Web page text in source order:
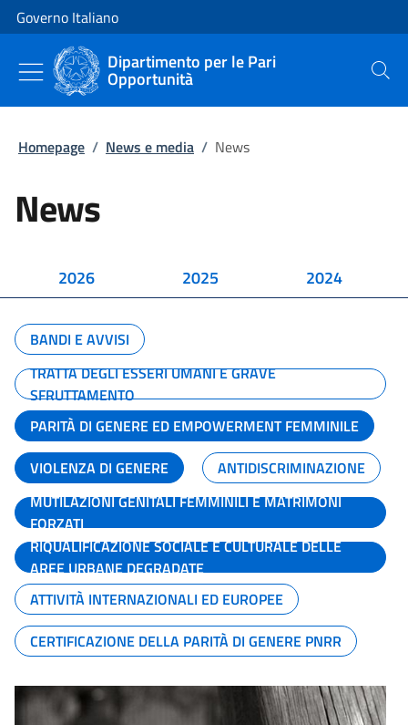
Vai al contenuto
Vai alla navigazione del sito
Governo Italiano
Dipartimento per le Pari
Opportunità Cerca
Homepage / News e media / News
News
2026 2025 2024
BANDI E AVVISI
TRATTA DEGLI ESSERI UMANI E GRAVE
SFRUTTAMENTO
PARITÀ DI GENERE ED EMPOWERMENT FEMMINILE
VIOLENZA DI GENERE
ANTIDISCRIMINAZIONE
MUTILAZIONI GENITALI FEMMINILI E MATRIMONI
FORZATI
RIQUALIFICAZIONE SOCIALE E CULTURALE DELLE
AREE URBANE DEGRADATE
ATTIVITÀ INTERNAZIONALI ED EUROPEE
CERTIFICAZIONE DELLA PARITÀ DI GENERE PNRR